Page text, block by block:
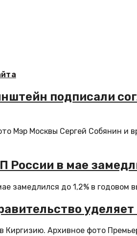
подписали
Мэр Москвы Сергей Собянин и
России в мае
замедлился до 1,2% в годовом
Киргизию. Архивное фото